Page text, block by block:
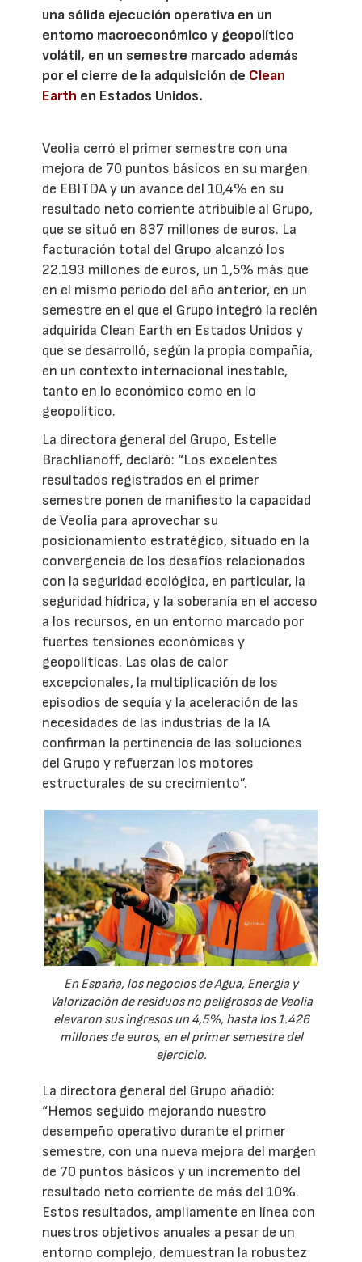
una sólida ejecución operativa en un
entorno macroeconómico y geopolítico
volátil, en un semestre marcado además
por el cierre de la adquisición de Clean
Earth en Estados Unidos.
Veolia cerró el primer semestre con una
mejora de 70 puntos básicos en su margen
de EBITDA y un avance del 10,4% en su
resultado neto corriente atribuible al Grupo,
que se situó en 837 millones de euros. La
facturación total del Grupo alcanzó los
22.193 millones de euros, un 1,5% más que
en el mismo periodo del año anterior, en un
semestre en el que el Grupo integró la recién
adquirida Clean Earth en Estados Unidos y
que se desarrolló, según la propia compañía,
en un contexto internacional inestable,
tanto en lo económico como en lo
geopolítico.
La directora general del Grupo, Estelle
Brachlianoff, declaró: “Los excelentes
resultados registrados en el primer
semestre ponen de manifiesto la capacidad
de Veolia para aprovechar su
posicionamiento estratégico, situado en la
convergencia de los desafíos relacionados
con la seguridad ecológica, en particular, la
seguridad hídrica, y la soberanía en el acceso
a los recursos, en un entorno marcado por
fuertes tensiones económicas y
geopolíticas. Las olas de calor
excepcionales, la multiplicación de los
episodios de sequía y la aceleración de las
necesidades de las industrias de la IA
confirman la pertinencia de las soluciones
del Grupo y refuerzan los motores
estructurales de su crecimiento”.
En España, los negocios de Agua, Energía y
Valorización de residuos no peligrosos de Veolia
elevaron sus ingresos un 4,5%, hasta los 1.426
millones de euros, en el primer semestre del
ejercicio.
La directora general del Grupo añadió:
“Hemos seguido mejorando nuestro
desempeño operativo durante el primer
semestre, con una nueva mejora del margen
de 70 puntos básicos y un incremento del
resultado neto corriente de más del 10%.
Estos resultados, ampliamente en línea con
nuestros objetivos anuales a pesar de un
entorno complejo, demuestran la robustez